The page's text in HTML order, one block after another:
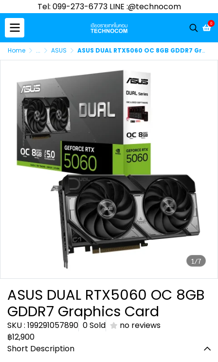
Tel: 099-273-6773 LINE :@technocom
0
Home ... ASUS ASUS DUAL RTX5060 OC 8GB GDDR7 Graphics Card
1/7
ASUS DUAL RTX5060 OC 8GB
GDDR7 Graphics Card
SKU : 199291057890 0 Sold
no reviews
฿12,900
Short Description